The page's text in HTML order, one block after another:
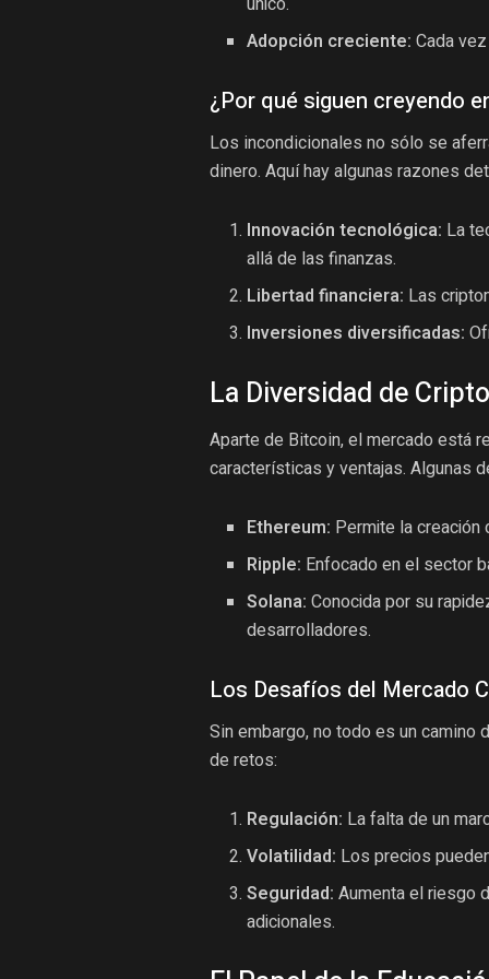
Adopción creciente: Cada
¿Por qué siguen creyendo
Los incondicionales no sólo se
dinero. Aquí hay algunas razones
Innovación tecnológica: La
allá de las finanzas.
Libertad financiera: Las
Inversiones diversificadas:
La Diversidad de
Aparte de Bitcoin, el mercado está
características y ventajas. Algunas
Ethereum: Permite la
Ripple: Enfocado en el sector
Solana: Conocida por su
desarrolladores.
Los Desafíos del Mercado
Sin embargo, no todo es un camino
de retos:
Regulación: La falta de un
Volatilidad: Los precios
Seguridad: Aumenta el riesgo
adicionales.